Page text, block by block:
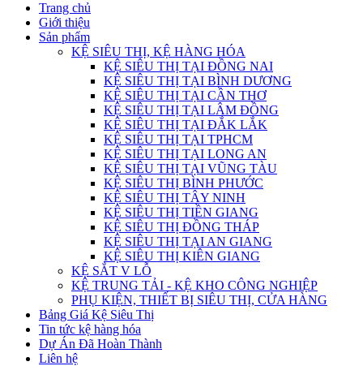
Trang chủ
Giới thiệu
Sản phẩm
KỆ SIÊU THỊ, KỆ HÀNG HÓA
KỆ SIÊU THỊ TẠI ĐỒNG NAI
KỆ SIÊU THỊ TẠI BÌNH DƯƠNG
KỆ SIÊU THỊ TẠI CẦN THƠ
KỆ SIÊU THỊ TẠI LÂM ĐỒNG
KỆ SIÊU THỊ TẠI ĐẮK LẮK
KỆ SIÊU THỊ TẠI TPHCM
KỆ SIÊU THỊ TẠI LONG AN
KỆ SIÊU THỊ TẠI VŨNG TÀU
KỆ SIÊU THỊ BÌNH PHƯỚC
KỆ SIÊU THỊ TÂY NINH
KỆ SIÊU THỊ TIỀN GIANG
KỆ SIÊU THỊ ĐỒNG THÁP
KỆ SIÊU THỊ TẠI AN GIANG
KỆ SIÊU THỊ KIÊN GIANG
KỆ SẮT V LỖ
KỆ TRUNG TẢI - KỆ KHO CÔNG NGHIỆP
PHỤ KIỆN, THIẾT BỊ SIÊU THỊ, CỬA HÀNG
Bảng Giá Kệ Siêu Thị
Tin tức kệ hàng hóa
Dự Án Đã Hoàn Thành
Liên hệ